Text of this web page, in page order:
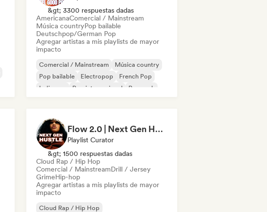
&gt; 3300 respuestas dadas
AmericanaComercial / Mainstream
Música countryPop bailable
Deutschpop/German Pop
Agregar artistas a mis playlists de mayor
impacto
Comercial / Mainstream
Música country
Pop bailable
Electropop
French Pop
Indie pop
Pop internacional Pop rock
Flow 2.0 | Next Gen Hustle
Playlist Curator
&gt; 1500 respuestas dadas
Cloud Rap / Hip Hop
Comercial / MainstreamDrill / Jersey
GrimeHip-hop
Agregar artistas a mis playlists de mayor
impacto
Cloud Rap / Hip Hop